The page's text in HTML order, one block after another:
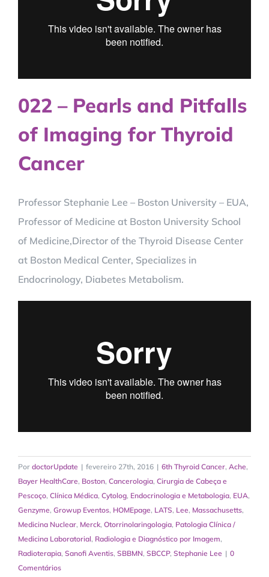
022 – Pearls and Pitfalls
of Imaging for Thyroid
Cancer
Professor Stephanie Lee – Boston University – EUA,
Professor of Medicine at Boston University School
of Medicine,Director of the Thyroid Disease Center
at Boston Medical Center, Specializes in
Endocrinology, Diabetes Metabolism.
Por doctorUpdate | fevereiro 27th, 2016 | 6th Thyroid Cancer, Ache,
Bayer HealthCare, Boston, Cancerologia, Cirurgia de Cabeça e
Pescoço, Clínica Médica, Cytolog, Endocrinologia e Metabologia, EUA,
Genzyme, Growup Eventos, HOMEpage, LATS, Lee, Massachusetts,
Medicina Nuclear, Merck, Otorrinolaringologia, Patologia Clínica /
Medicina Laboratorial, Radiologia e Diagnóstico por Imagem,
Radioterapia, Sanofi Aventis, SBBMN, SBCCP, Stephanie Lee | 0
Comentários